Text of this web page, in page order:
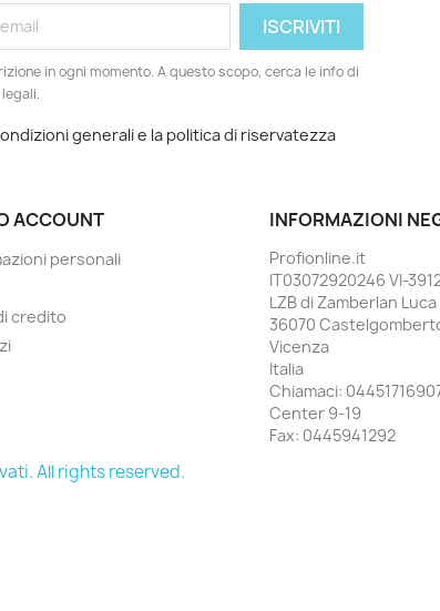
in ogni momento. A questo scopo, cerca le info di
generali e la politica di riservatezza
ACCOUNT
personali
credito
INFORMAZIONI
Profionline.it
IT03072920246 VI-
LZB di Zamberlan Luca
36070
Vicenza
Italia
Chiamaci:
Center 9-19
Fax: 0445941292
All rights reserved.